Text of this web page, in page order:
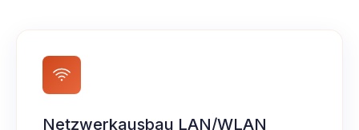
Netzwerkausbau LAN/WLAN